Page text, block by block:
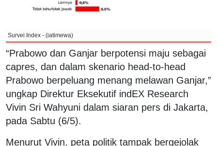
Survei Index - (iatimewa)
“Prabowo dan Ganjar berpotensi maju sebagai
capres, dan dalam skenario head-to-head
Prabowo berpeluang menang melawan Ganjar,”
ungkap Direktur Eksekutif indEX Research
Vivin Sri Wahyuni dalam siaran pers di Jakarta,
pada Sabtu (6/5).
Menurut Vivin, peta politik tampak bergejolak